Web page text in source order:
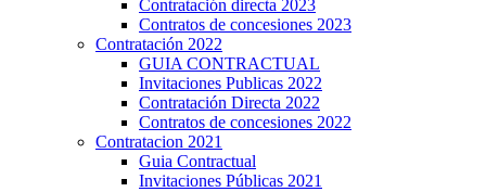
Contratación directa 2023
Contratos de concesiones 2023
Contratación 2022
GUIA CONTRACTUAL
Invitaciones Publicas 2022
Contratación Directa 2022
Contratos de concesiones 2022
Contratacion 2021
Guia Contractual
Invitaciones Públicas 2021